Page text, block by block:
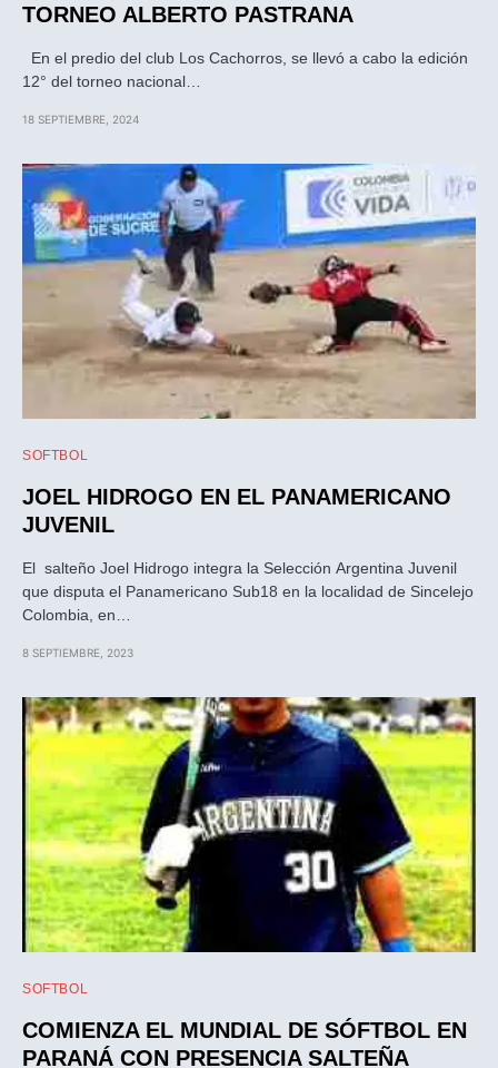
TORNEO ALBERTO PASTRANA
En el predio del club Los Cachorros, se llevó a cabo la edición
12° del torneo nacional…
18 SEPTIEMBRE, 2024
SOFTBOL
JOEL HIDROGO EN EL PANAMERICANO
JUVENIL
El salteño Joel Hidrogo integra la Selección Argentina Juvenil
que disputa el Panamericano Sub18 en la localidad de Sincelejo
Colombia, en…
8 SEPTIEMBRE, 2023
SOFTBOL
COMIENZA EL MUNDIAL DE SÓFTBOL EN
PARANÁ CON PRESENCIA SALTEÑA